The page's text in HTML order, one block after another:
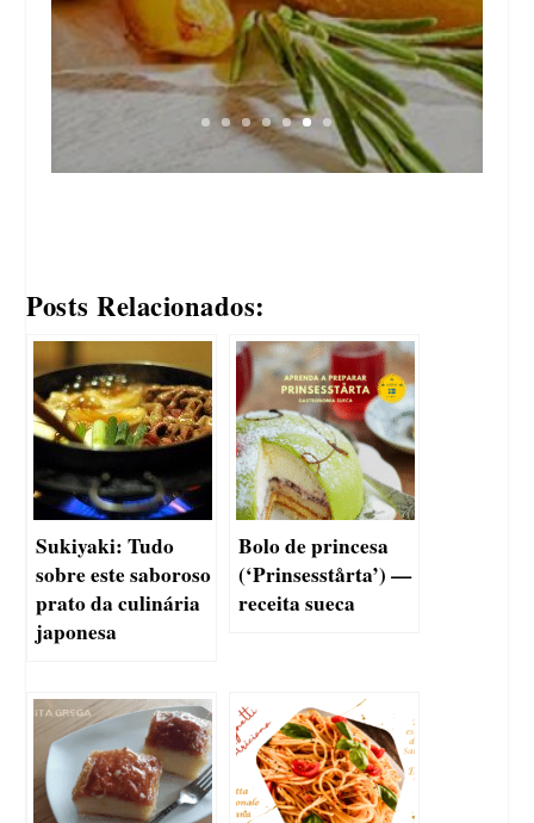
Continue lendo
Posts Relacionados:
Sukiyaki: Tudo
sobre este saboroso
prato da culinária
japonesa
Bolo de princesa
(‘Prinsesstårta’) —
receita sueca